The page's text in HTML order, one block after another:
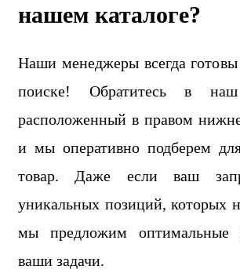
нашем каталоге?
Наши менеджеры всегда
поиске! Обратитесь в наш
расположенный в правом
и мы оперативно подберем
товар. Даже если ваш
уникальных позиций, которых
мы предложим оптимальные
ваши задачи.